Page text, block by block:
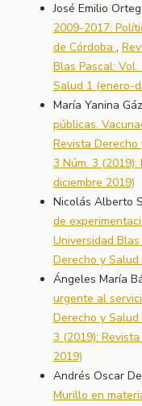
José Emilio
2009-2017:
de Córdoba ,
Blas Pascal:
Salud 1 (enero-
María Yanina
públicas.
Revista Derecho
3 Núm. 3
diciembre 2019)
Nicolás Alberto
de
Universidad
Derecho y
Ángeles María
urgente al
Derecho y Salud
3 (2019):
2019)
Andrés Oscar
Murillo en